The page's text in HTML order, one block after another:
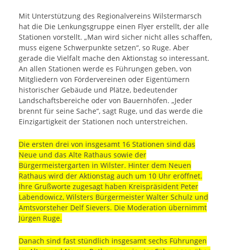
Mit Unterstützung des Regionalvereins Wilstermarsch
hat die Die Lenkungsgruppe einen Flyer erstellt, der alle
Stationen vorstellt. „Man wird sicher nicht alles schaffen,
muss eigene Schwerpunkte setzen“, so Ruge. Aber
gerade die Vielfalt mache den Aktionstag so interessant.
An allen Stationen werde es Führungen geben, von
Mitgliedern von Fördervereinen oder Eigentümern
historischer Gebäude und Plätze, bedeutender
Landschaftsbereiche oder von Bauernhöfen. „Jeder
brennt für seine Sache“, sagt Ruge, und das werde die
Einzigartigkeit der Stationen noch unterstreichen.
Die ersten drei von insgesamt 16 Stationen sind das
Neue und das Alte Rathaus sowie der
Bürgermeistergarten in Wilster. Hinter dem Neuen
Rathaus wird der Aktionstag auch um 10 Uhr eröffnet.
Ihre Grußworte zugesagt haben Kreispräsident Peter
Labendowicz, Wilsters Bürgermeister Walter Schulz und
Amtsvorsteher Delf Sievers. Die Moderation übernimmt
Jürgen Ruge.
Danach sind fast stündlich insgesamt sechs Führungen